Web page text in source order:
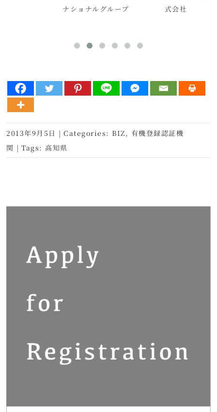
ナショナルグループ
式会社
2013年9月5日 | Categories:BIZ, 有機登録認証機
関 | Tags: 高知県